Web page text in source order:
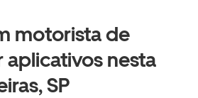
motorista de
aplicativos nesta
SP